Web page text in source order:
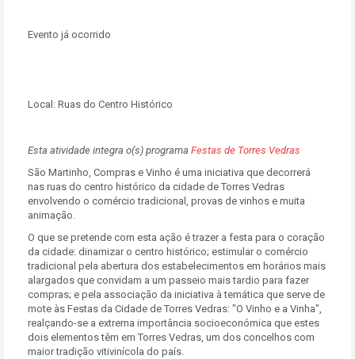
Evento já ocorrido
Local: Ruas do Centro Histórico
Esta atividade integra o(s) programa Festas de Torres Vedras
São Martinho, Compras e Vinho é uma iniciativa que decorrerá
nas ruas do centro histórico da cidade de Torres Vedras
envolvendo o comércio tradicional, provas de vinhos e muita
animação.
O que se pretende com esta ação é trazer a festa para o coração
da cidade: dinamizar o centro histórico; estimular o comércio
tradicional pela abertura dos estabelecimentos em horários mais
alargados que convidam a um passeio mais tardio para fazer
compras; e pela associação da iniciativa à temática que serve de
mote às Festas da Cidade de Torres Vedras: "O Vinho e a Vinha",
realçando-se a extrema importância socioeconómica que estes
dois elementos têm em Torres Vedras, um dos concelhos com
maior tradição vitivinícola do país.